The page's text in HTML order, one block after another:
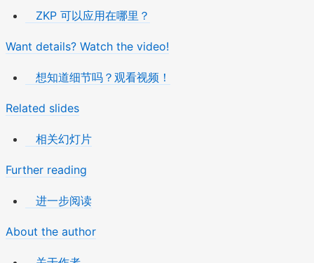
ZKP 可以应用在哪里？
Want details? Watch the video!
想知道细节吗？观看视频！
Related slides
相关幻灯片
Further reading
进一步阅读
About the author